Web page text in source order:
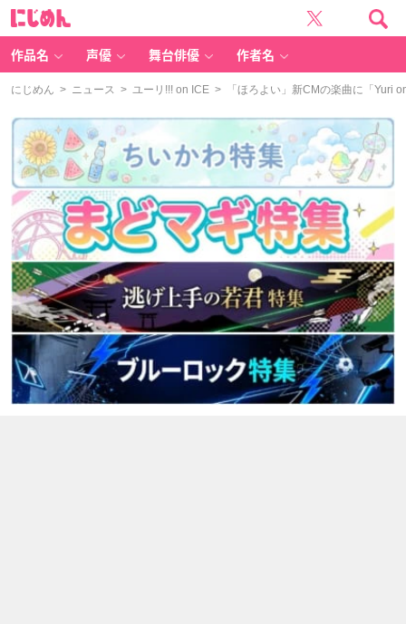
作品名 声優 舞台俳優 作者名
にじめん > ニュース > ユーリ!!! on ICE > 「ほろよい」新CMの楽曲に「Yuri